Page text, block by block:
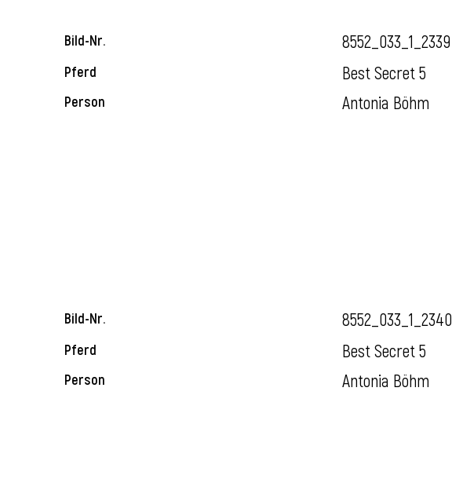
Bild-Nr. 8552_033_1_2339
Pferd Best Secret 5
Person Antonia Böhm
Bild-Nr. 8552_033_1_2340
Pferd Best Secret 5
Person Antonia Böhm